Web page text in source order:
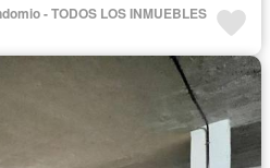
- TODOS LOS INMUEBLES